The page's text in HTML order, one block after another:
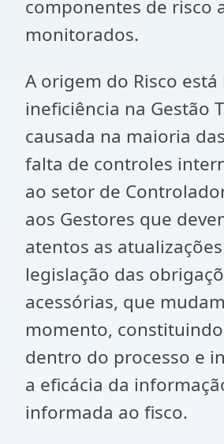
componentes de risco
monitorados.
A origem do Risco está
ineficiência na Gestão
causada na maioria
falta de controles
ao setor de
aos Gestores que
atentos as
legislação das
acessórias, que
momento,
dentro do processo e
a eficácia da
informada ao fisco.